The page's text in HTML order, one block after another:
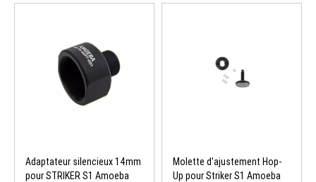
Adaptateur silencieux 14mm
pour STRIKER S1 Amoeba
Molette d'ajustement Hop-
Up pour Striker S1 Amoeba